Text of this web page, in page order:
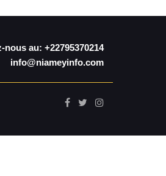
nous au: +22795370214
info@niameyinfo.com